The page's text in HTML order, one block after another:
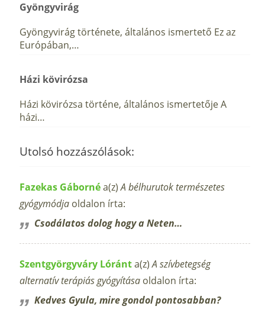
Gyöngyvirág
Gyöngyvirág története, általános ismertető Ez az
Európában,…
Házi kövirózsa
Házi kövirózsa történe, általános ismertetője A
házi…
Utolsó hozzászólások:
Fazekas Gábornéa(z)A bélhurutok természetes
gyógymódja oldalon írta:
Csodálatos dolog hogy a Neten…
Szentgyörgyváry Lóránta(z)A szívbetegség
alternatív terápiás gyógyítása oldalon írta:
Kedves Gyula, mire gondol pontosabban?